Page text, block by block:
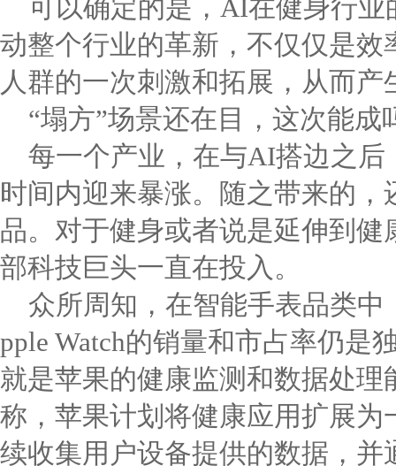
可以确定的是，AI在健身行
动整个行业的革新，不仅仅是效
人群的一次刺激和拓展，从而产
“塌方”场景还在目，这次能成
每一个产业，在与AI搭边之
时间内迎来暴涨。随之带来的
品。对于健身或者说是延伸到健
部科技巨头一直在投入。
众所周知，在智能手表品类
pple Watch的销量和市占率仍是
就是苹果的健康监测和数据处理
称，苹果计划将健康应用扩展为
续收集用户设备提供的数据，